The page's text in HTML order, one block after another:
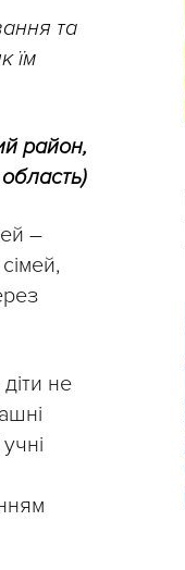
та
їм
район,
–
не